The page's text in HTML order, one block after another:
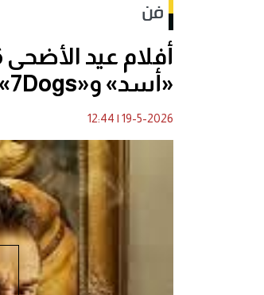
فن
«أسد» و«7Dogs»
19-5-2026
|
12:44